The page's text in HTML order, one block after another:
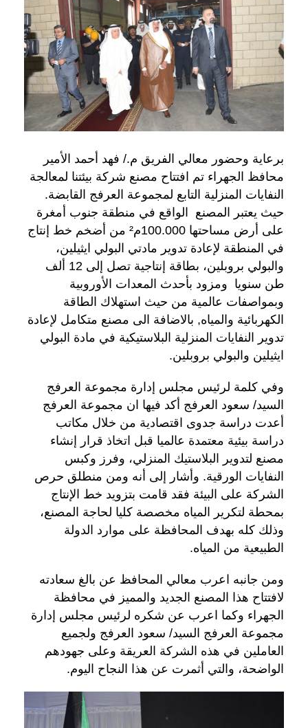
برعاية وحضور معالي الفريق م./ فهد أحمد الأمير
محافظ الجهراء تم افتتاح مصنع شركة بيئتنا لمعالجة
النفايات المنزلية التابع لمجموعة العرفج القابضة.
حيث يعتبر المصنع الواقع في منطقة جنوب أمغرة
على أرض مساحتها 100.000م² من أضخم خط إنتاج
في المنطقة لإعادة تدوير مادتي البولي ايثيلين،
والبولي بروبلين، بطاقة إنتاجية تصل إلى 12 ألف
طن سنويا ومزود بأحدث المعدات الأوروبية
وبمواصفات عالمية من حيث استهلاك الطاقة
الكهربائية والمياه, بالاضافة الى مصنع متكامل لإعادة
تدوير النفايات المنزلية البلاستيكية في مادة البولي
ايثيلين والبولي بروبلين.
وفي كلمة لرئيس مجلس إدارة مجموعة العرفج
السيد/ سعود العرفج أكد فيها ان مجموعة العرفج
أعدت دراسة جدوى اقتصادية من خلال مكاتب
دراسة بيئية معتمدة عالميا قبل اتخاذ قرار إنشاء
مصنع لتدوير البلاستيك المنزلي، وفرز وكبس
النفايات الورقية. وأشار إلى أنه ومن منطلق حرص
الشركة على البيئة فقد قامت بتزويد خط الإنتاج
بمحطة لتكرير المياه مخصصة كليا لحاجة المصنع،
وذلك كله بهدف المحافظة على موارد الدولة
الطبيعية من المياه.
ومن جانبه اعرب معالي المحافظ عن بالغ سعادته
لافتتاح هذا المصنع الجديد والمميز في محافظة
الجهراء وكما اعرب عن شكره لرئيس مجلس إدارة
مجموعة العرفج السيد/ سعود العرفج ولجميع
العاملين في هذه الشركة العريقة وعلى جهودهم
الواضحة، والتي أثمرت عن هذا النجاح اليوم.